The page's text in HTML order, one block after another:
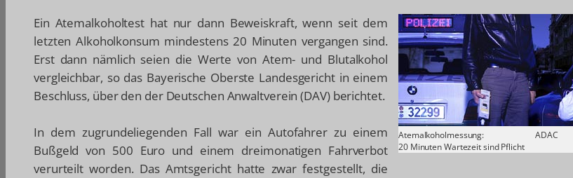
Atemalkoholmessung:
ADAC
20 Minuten Wartezeit sind Pflicht
Ein Atemalkoholtest hat nur dann Beweiskraft, wenn seit dem
letzten Alkoholkonsum mindestens 20 Minuten vergangen sind.
Erst dann nämlich seien die Werte von Atem- und Blutalkohol
vergleichbar, so das Bayerische Oberste Landesgericht in einem
Beschluss, über den der Deutschen Anwaltverein (DAV) berichtet.
In dem zugrundeliegenden Fall war ein Autofahrer zu einem
Bußgeld von 500 Euro und einem dreimonatigen Fahrverbot
verurteilt worden. Das Amtsgericht hatte zwar festgestellt, die